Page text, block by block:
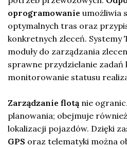
oprogramowanie umożliwia
optymalnych tras oraz
konkretnych zleceń. Systemy
moduły do zarządzania
sprawne przydzielanie
monitorowanie statusu
Zarządzanie flotą nie
planowania; obejmuje
lokalizacji pojazdów. Dzięki
GPS oraz telematyki można